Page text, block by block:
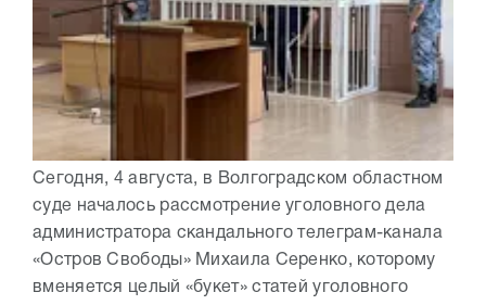
Сегодня, 4 августа, в Волгоградском областном
суде началось рассмотрение уголовного дела
администратора скандального телеграм-канала
«Остров Свободы» Михаила Серенко, которому
вменяется целый «букет» статей уголовного